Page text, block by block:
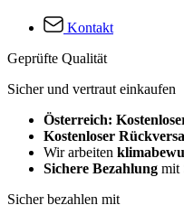
Kontakt
Geprüfte Qualität
Sicher und vertraut einkaufen
Österreich:
Kostenloser
Wir arbeiten
Sichere Bezahlung mit
Sicher bezahlen mit